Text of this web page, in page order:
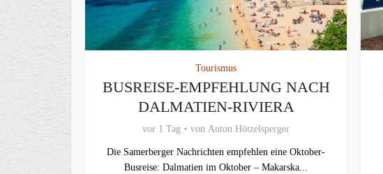
Tourismus
BUSREISE-EMPFEHLUNG NACH
DALMATIEN-RIVIERA
vor 1 Tag von Anton Hötzelsperger
Die Samerberger Nachrichten empfehlen eine Oktober-
Busreise: Dalmatien im Oktober – Makarska...